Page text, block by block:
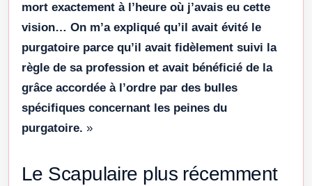
mort exactement à l’heure où j’avais eu cette
vision… On m’a expliqué qu’il avait évité le
purgatoire parce qu’il avait fidèlement suivi la
règle de sa profession et avait bénéficié de la
grâce accordée à l’ordre par des bulles
spécifiques concernant les peines du
purgatoire. »
Le Scapulaire plus récemment